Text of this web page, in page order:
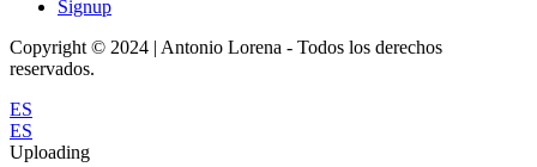
Signup
Copyright © 2024 | Antonio Lorena - Todos los derechos
reservados.
ES
ES
Uploading